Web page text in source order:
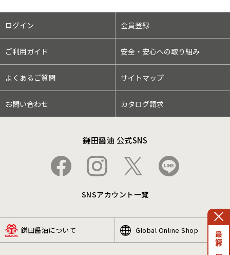
ログイン 会員登録
ご利用ガイド 安全・安心への取り組み
よくあるご質問 サイトマップ
お問い合わせ カタログ請求
鎌田醤油 公式SNS
SNSアカウント一覧
鎌田醤油について Global Online Shop